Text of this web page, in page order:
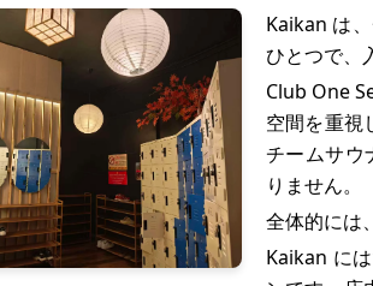
Kaikan は
ひとつで、
Club One
空間を重視
チームサウ
りません。
全体的には
Kaikan に